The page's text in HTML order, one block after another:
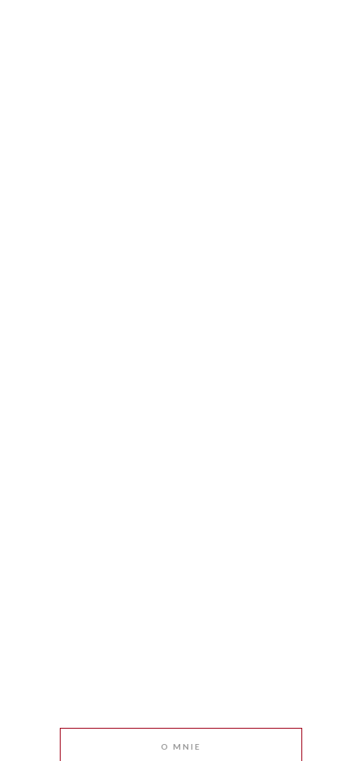
O MNIE